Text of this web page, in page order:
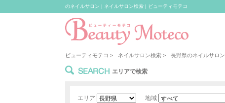
のネイルサロン | ネイルサロン検索 | ビューティモテコ
ビューティモテコ > ネイルサロン検索 > 長野県のネイルサロン
SEARCH エリアで検索
エリア 地域